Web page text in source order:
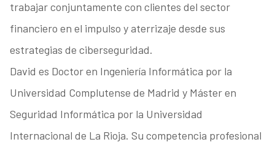
trabajar conjuntamente con clientes del sector
financiero en el impulso y aterrizaje desde sus
estrategias de ciberseguridad.
David es Doctor en Ingeniería Informática por la
Universidad Complutense de Madrid y Máster en
Seguridad Informática por la Universidad
Internacional de La Rioja. Su competencia profesional